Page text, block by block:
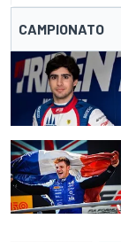
CAMPIONATO